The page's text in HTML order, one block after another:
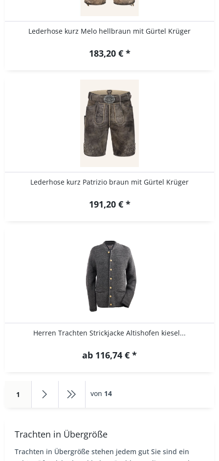
Lederhose kurz Melo hellbraun mit Gürtel Krüger
183,20 € *
Lederhose kurz Patrizio braun mit Gürtel Krüger
191,20 € *
Herren Trachten Strickjacke Altishofen kiesel...
ab 116,74 € *
1 von 14
Trachten in Übergröße
Trachten in Übergröße stehen jedem gut Sie sind ein